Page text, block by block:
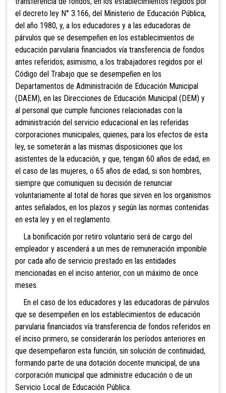
el decreto ley N° 3.166, del Ministerio de Educación Pública,
del año 1980, y, a los educadores y a las educadoras de
párvulos que se desempeñen en los establecimientos de
educación parvularia financiados vía transferencia de fondos
antes referidos; asimismo, a los trabajadores regidos por el
Código del Trabajo que se desempeñen en los
Departamentos de Administración de Educación Municipal
(DAEM), en las Direcciones de Educación Municipal (DEM) y
al personal que cumple funciones relacionadas con la
administración del servicio educacional en las referidas
corporaciones municipales, quienes, para los efectos de esta
ley, se someterán a las mismas disposiciones que los
asistentes de la educación, y que, tengan 60 años de edad, en
el caso de las mujeres, o 65 años de edad, si son hombres,
siempre que comuniquen su decisión de renunciar
voluntariamente al total de horas que sirven en los organismos
antes señalados, en los plazos y según las normas contenidas
en esta ley y en el reglamento.
La bonificación por retiro voluntario será de cargo del
empleador y ascenderá a un mes de remuneración imponible
por cada año de servicio prestado en las entidades
mencionadas en el inciso anterior, con un máximo de once
meses.
En el caso de los educadores y las educadoras de párvulos
que se desempeñen en los establecimientos de educación
parvularia financiados vía transferencia de fondos referidos en
el inciso primero, se considerarán los períodos anteriores en
que desempeñaron esta función, sin solución de continuidad,
formando parte de una dotación docente municipal, de una
corporación municipal que administre educación o de un
Servicio Local de Educación Pública.